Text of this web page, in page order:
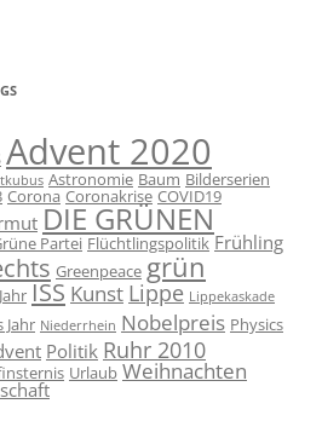
Advent 2020
Astronomie Baum Bilderserien
Corona Coronakrise COVID19
DIE GRÜNEN
Partei Flüchtlingspolitik Frühling
Greenpeace grün
ISS Kunst Lippe Lippekaskade
Jahr Niederrhein Nobelpreis Physics
Politik Ruhr 2010
Urlaub Weihnachten